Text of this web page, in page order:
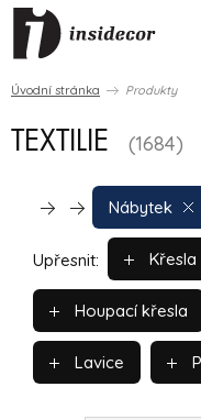
Úvodní stránka Produkty
TEXTILIE (1684)
Nábytek
Upřesnit: Křesla
Houpací křesla
Lavice